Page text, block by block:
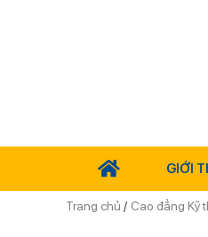
GIỚI
Trang chủ / Cao đẳng Kỹ